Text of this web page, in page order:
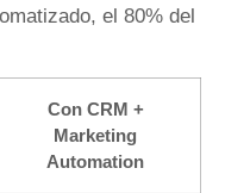
el 80% del
Con CRM +
Marketing
Automation